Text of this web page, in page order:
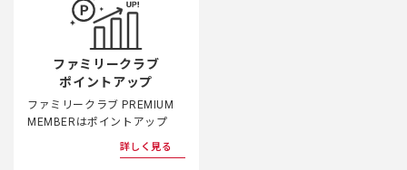
ファミリークラブ
ポイントアップ
ファミリークラブ PREMIUM
MEMBERはポイントアップ
詳しく見る